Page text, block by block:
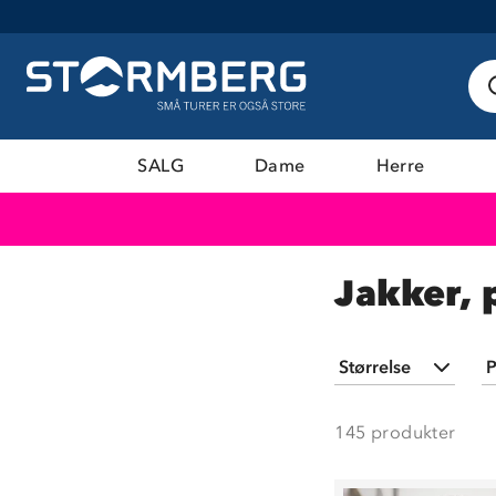
SALG Dame Herre
Jakker,
Størrelse
XS (41)
145 produkter